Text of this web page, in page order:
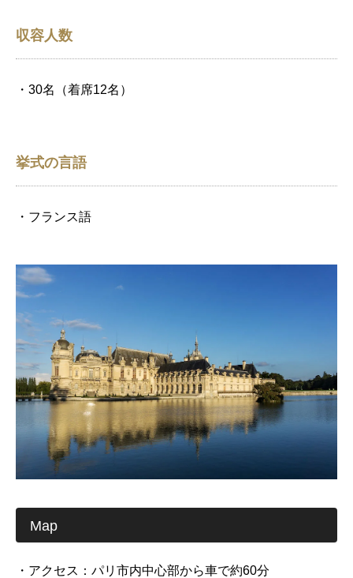
収容人数
・30名（着席12名）
挙式の言語
・フランス語
Map
・アクセス：パリ市内中心部から車で約60分